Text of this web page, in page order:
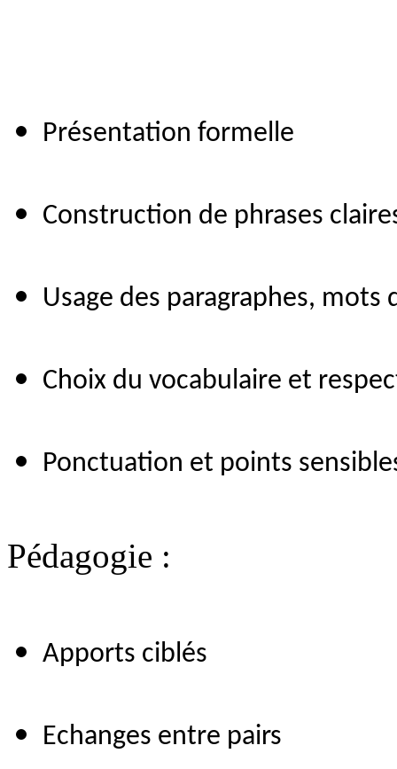
Présentation formelle
Construction de phrases
Usage des paragraphes, mots
Choix du vocabulaire et
Ponctuation et points
Pédagogie :
Apports ciblés
Echanges entre pairs